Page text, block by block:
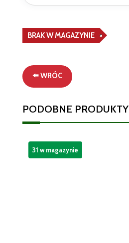
BRAK W MAGAZYNIE
⬅️ WRÓC
PODOBNE PRODUKTY
31 w magazynie